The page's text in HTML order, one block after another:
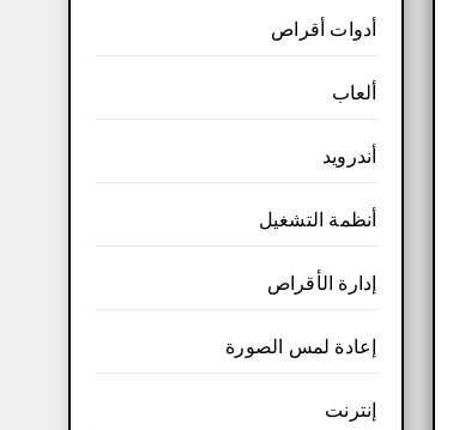
أدوات أقراص
ألعاب
أندرويد
أنظمة التشغيل
إدارة الأقراص
إعادة لمس الصورة
إنترنت